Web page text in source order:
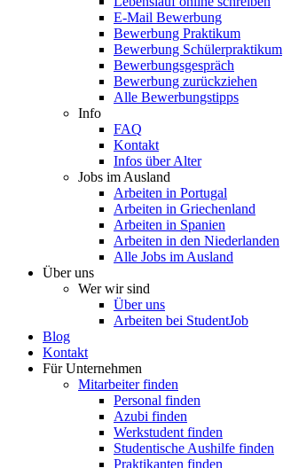
E-Mail Bewerbung
Bewerbung Praktikum
Bewerbung Schülerpraktikum
Bewerbungsgespräch
Bewerbung zurückziehen
Alle Bewerbungstipps
Info
FAQ
Kontakt
Infos über Alter
Jobs im Ausland
Arbeiten in Portugal
Arbeiten in Griechenland
Arbeiten in Spanien
Arbeiten in den Niederlanden
Alle Jobs im Ausland
Über uns
Wer wir sind
Über uns
Arbeiten bei StudentJob
Blog
Kontakt
Für Unternehmen
Mitarbeiter finden
Personal finden
Azubi finden
Werkstudent finden
Studentische Aushilfe finden
Praktikanten finden